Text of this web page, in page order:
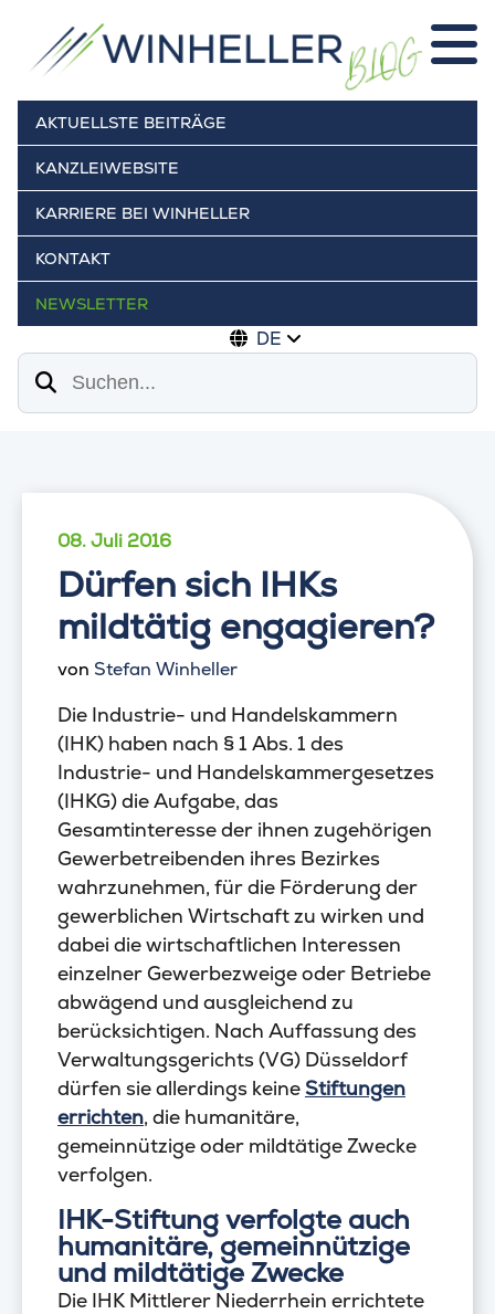
AKTUELLSTE BEITRÄGE
KANZLEIWEBSITE
KARRIERE BEI WINHELLER
KONTAKT
NEWSLETTER
DE
Suchen
08. Juli 2016
Dürfen sich IHKs
mildtätig engagieren?
von Stefan Winheller
Die Industrie- und Handelskammern
(IHK) haben nach § 1 Abs. 1 des
Industrie- und Handelskammergesetzes
(IHKG) die Aufgabe, das
Gesamtinteresse der ihnen zugehörigen
Gewerbetreibenden ihres Bezirkes
wahrzunehmen, für die Förderung der
gewerblichen Wirtschaft zu wirken und
dabei die wirtschaftlichen Interessen
einzelner Gewerbezweige oder Betriebe
abwägend und ausgleichend zu
berücksichtigen. Nach Auffassung des
Verwaltungsgerichts (VG) Düsseldorf
dürfen sie allerdings keineStiftungen
errichten, die humanitäre,
gemeinnützige oder mildtätige Zwecke
verfolgen.
IHK-Stiftung verfolgte auch
humanitäre, gemeinnützige
und mildtätige Zwecke
Die IHK Mittlerer Niederrhein errichtete